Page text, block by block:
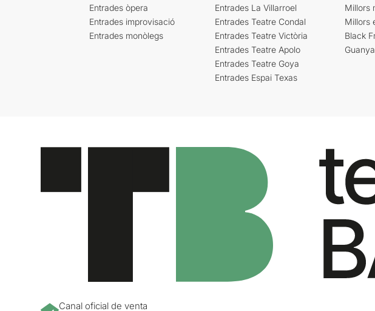
Entrades òpera
Entrades improvisació
Entrades monòlegs
Entrades La Villarroel
Entrades Teatre Condal
Entrades Teatre Victòria
Entrades Teatre Apolo
Entrades Teatre Goya
Entrades Espai Texas
Millors
Millors
Black
Canal oficial de venta